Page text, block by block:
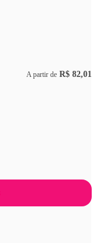
A partir de R$ 82,01